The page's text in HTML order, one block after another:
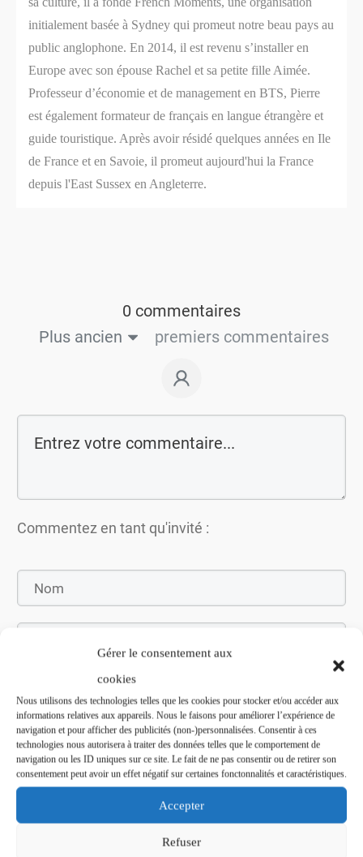
Gérer le consentement aux
cookies
Nous utilisons des technologies telles que les cookies pour stocker et/ou accéder aux
informations relatives aux appareils. Nous le faisons pour améliorer l’expérience de
navigation et pour afficher des publicités (non-)personnalisées. Consentir à ces
technologies nous autorisera à traiter des données telles que le comportement de
navigation ou les ID uniques sur ce site. Le fait de ne pas consentir ou de retirer son
consentement peut avoir un effet négatif sur certaines fonctonnalités et caractéristiques.
Accepter
Refuser
initialement basée à Sydney qui promeut notre beau pays au
public anglophone. En 2014, il est revenu s’installer en
Europe avec son épouse Rachel et sa petite fille Aimée.
Professeur d’économie et de management en BTS, Pierre
est également formateur de français en langue étrangère et
guide touristique. Après avoir résidé quelques années en Ile
de France et en Savoie, il promeut aujourd'hui la France
depuis l'East Sussex en Angleterre.
0 commentaires
Plus ancien
premiers commentaires
Commentez en tant qu'invité :
Soumettez le commentaire